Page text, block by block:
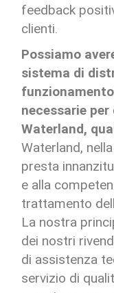
feedback
clienti.
Possiamo
sistema di
necessarie
Waterland,
Waterland,
presta
e alla
trattamento
La nostra
dei nostri
di assistenza
servizio di